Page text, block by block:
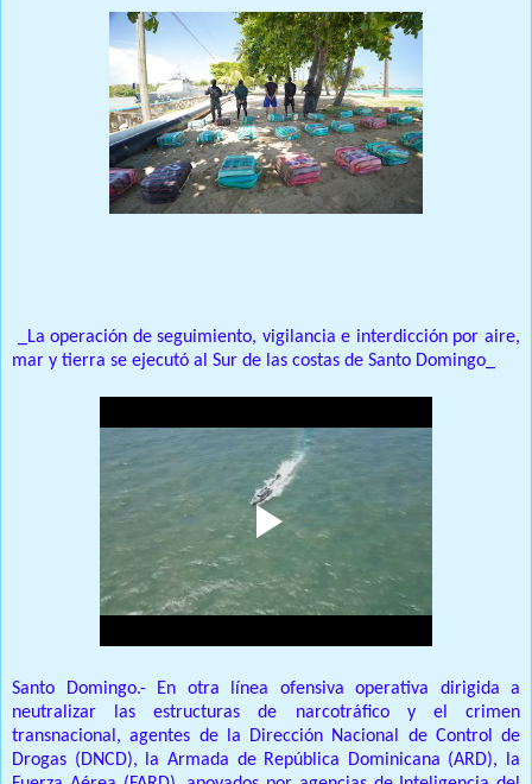
_La operación de seguimiento, vigilancia e interdicción por aire,
mar y tierra se ejecutó al Sur de las costas de Santo Domingo_
Santo Domingo.- En otra línea ofensiva operativa dirigida a
neutralizar las estructuras de narcotráfico y el crimen
transnacional, agentes de la Dirección Nacional de Control de
Drogas (DNCD), la Armada de República Dominicana (ARD), la